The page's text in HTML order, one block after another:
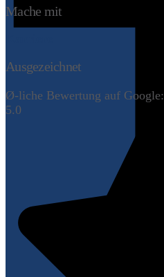
Mache mit
Ausgezeichnet
Ø-liche Bewertung auf Google:
5.0